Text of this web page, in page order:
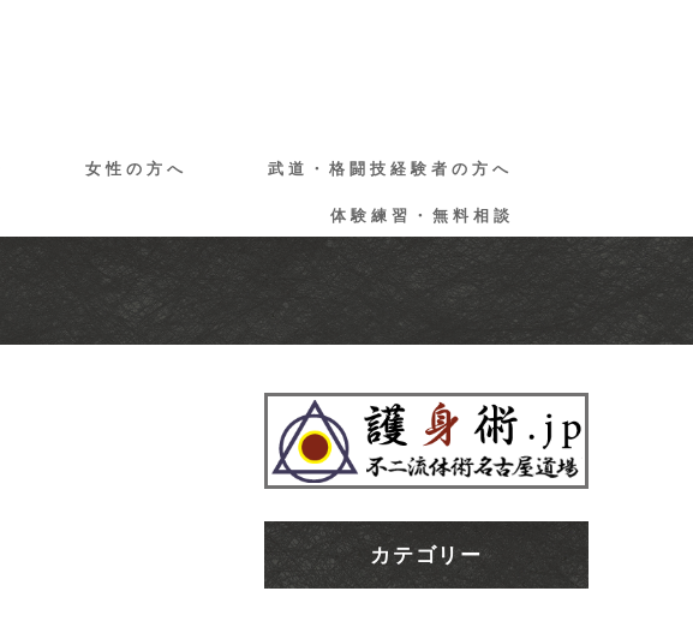
女性の方へ 武道・格闘技経験者の方へ
体験練習・無料相談
カテゴリー